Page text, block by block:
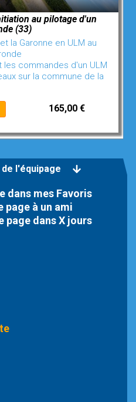
au pilotage d'un
(33)
la Garonne en ULM au
les commandes d'un ULM
sur la commune de la
165,00 €
de l'équipage
dans mes Favoris
page à un ami
page dans X jours